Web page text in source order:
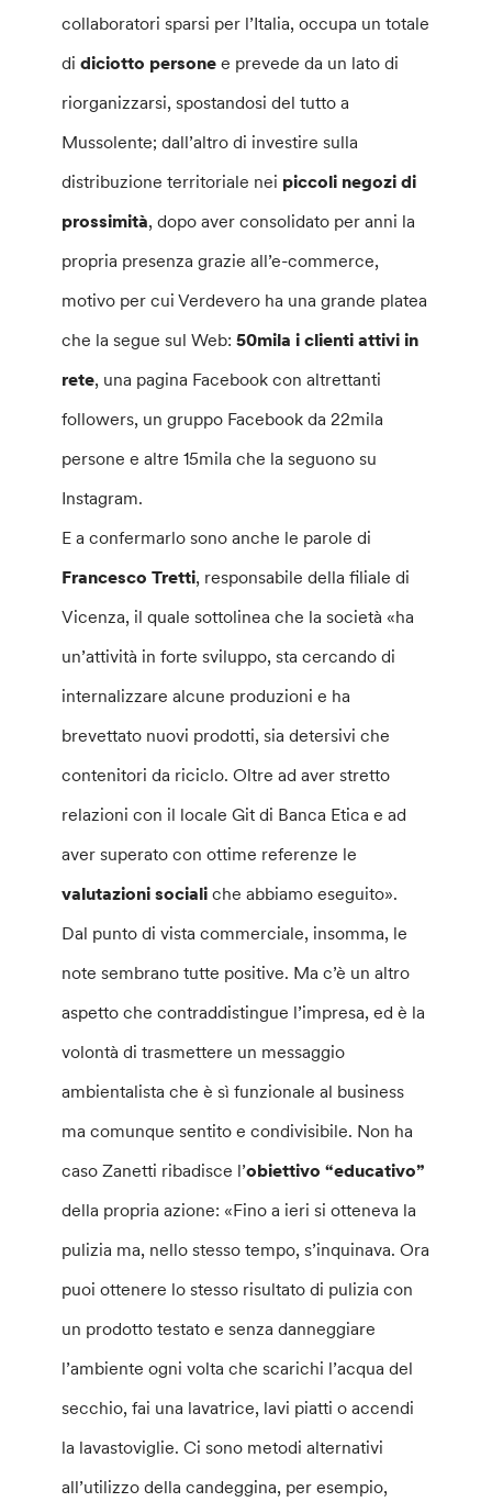
collaboratori sparsi per l’Italia, occupa un totale
di diciotto persone e prevede da un lato di
riorganizzarsi, spostandosi del tutto a
Mussolente; dall’altro di investire sulla
distribuzione territoriale nei piccoli negozi di
prossimità, dopo aver consolidato per anni la
propria presenza grazie all’e-commerce,
motivo per cui Verdevero ha una grande platea
che la segue sul Web:50mila i clienti attivi in
rete, una pagina Facebook con altrettanti
followers, un gruppo Facebook da 22mila
persone e altre 15mila che la seguono su
Instagram.
E a confermarlo sono anche le parole di
Francesco Tretti, responsabile della filiale di
Vicenza, il quale sottolinea che la società «ha
un’attività in forte sviluppo, sta cercando di
internalizzare alcune produzioni e ha
brevettato nuovi prodotti, sia detersivi che
contenitori da riciclo. Oltre ad aver stretto
relazioni con il locale Git di Banca Etica e ad
aver superato con ottime referenze le
valutazioni sociali che abbiamo eseguito».
Dal punto di vista commerciale, insomma, le
note sembrano tutte positive. Ma c’è un altro
aspetto che contraddistingue l’impresa, ed è la
volontà di trasmettere un messaggio
ambientalista che è sì funzionale al business
ma comunque sentito e condivisibile. Non ha
caso Zanetti ribadisce l’obiettivo “educativo”
della propria azione: «Fino a ieri si otteneva la
pulizia ma, nello stesso tempo, s’inquinava. Ora
puoi ottenere lo stesso risultato di pulizia con
un prodotto testato e senza danneggiare
l’ambiente ogni volta che scarichi l’acqua del
secchio, fai una lavatrice, lavi piatti o accendi
la lavastoviglie. Ci sono metodi alternativi
all’utilizzo della candeggina, per esempio,